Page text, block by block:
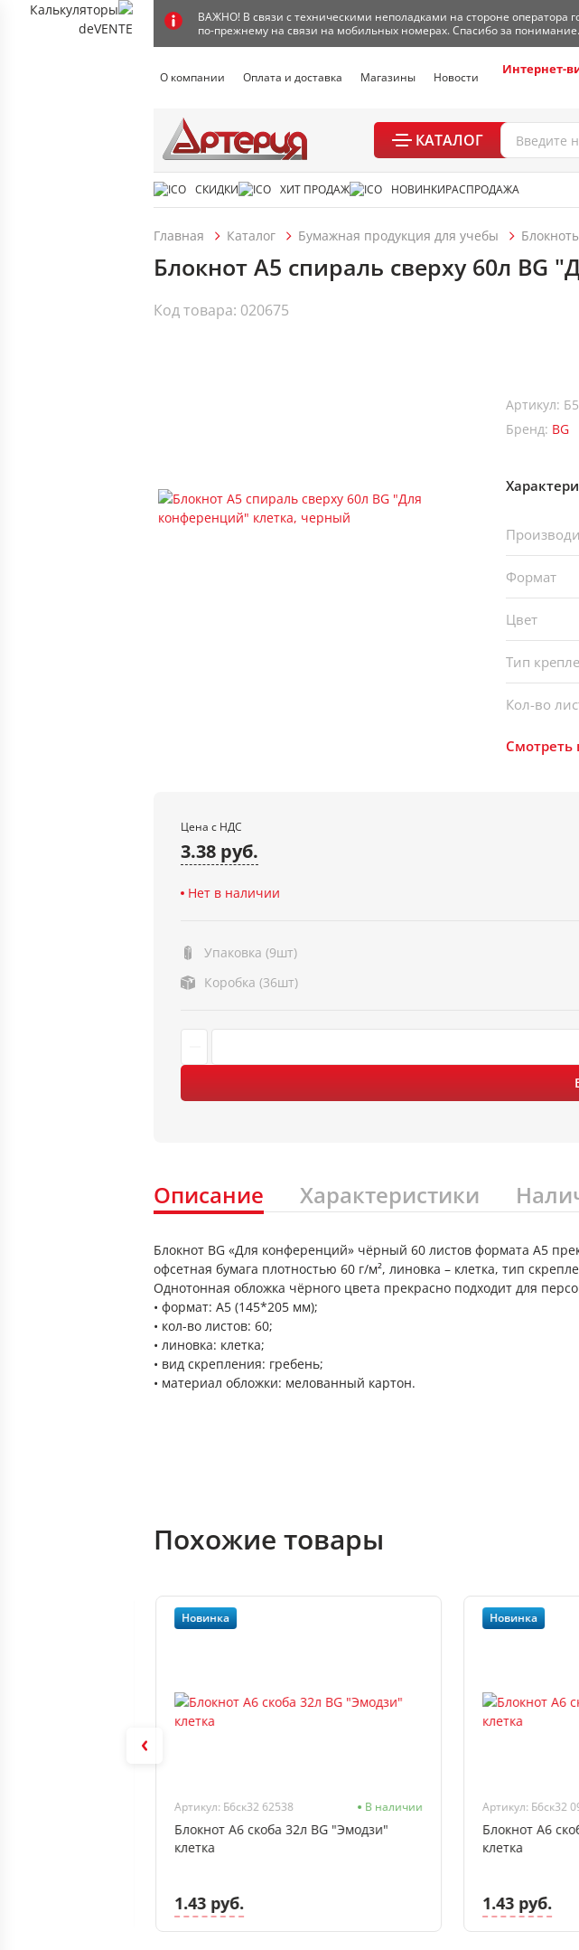
ВАЖНО! В связи с техническими неполадками на стороне оператора
по-прежнему на связи на мобильных номерах. Спасибо за понимание.
О компании Оплата и доставка Магазины Новости
Интернет-
КАТАЛОГ
СКИДКИ ХИТ ПРОДАЖ НОВИНКИРАСПРОДАЖА
Главная Каталог Бумажная продукция для учебы
Блокнот А5 спираль сверху 60л BG
Код товара: 020675
Артикул:
Бренд: BG
Формат
Цвет
Тип
Кол-во
Смотреть
Цена с НДС
3.38 руб.
Нет в наличии
Упаковка (9шт)
Коробка (36шт)
Описание Характеристики
Блокнот BG «Для конференций» чёрный 60 листов формата А5
офсетная бумага плотностью 60 г/м², линовка – клетка, тип
Однотонная обложка чёрного цвета прекрасно подходит для
• формат: А5 (145*205 мм);
• кол-во листов: 60;
• линовка: клетка;
• вид скрепления: гребень;
• материал обложки: мелованный картон.
Похожие товары
Новинка
Артикул: Б6ск32 62538 В наличии
Блокнот А6 скоба 32л BG "Эмодзи"
клетка
1.43 руб.
Новинка
Артикул: Б6ск32
Блокнот А6
клетка
1.43 руб.